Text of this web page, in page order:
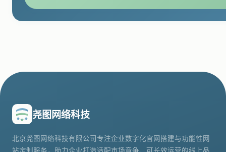
尧图网络科技
北京尧图网络科技有限公司专注企业数字化官网搭建与功能性网